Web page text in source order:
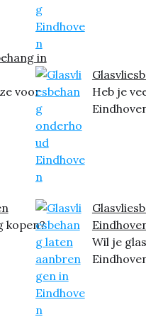
in
voor
kopen?
Heb je
Wil je